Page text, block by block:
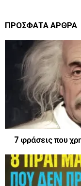
ΠΡΟΣΦΑΤΑ ΑΡΘΡΑ
7 φράσεις που